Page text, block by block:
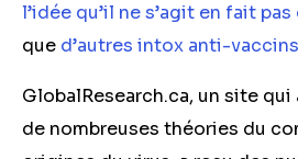
l’idée qu’il ne s’agit en fait pas
que d’autres intox anti-vaccins
GlobalResearch.ca, un site
de nombreuses théories du